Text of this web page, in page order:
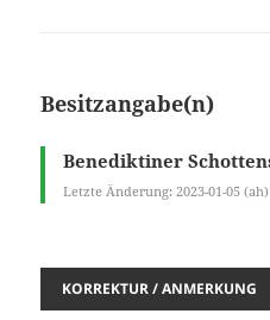
Besitzangabe(n)
Benediktiner
Letzte Änderung: 2023-01-05 (ah)